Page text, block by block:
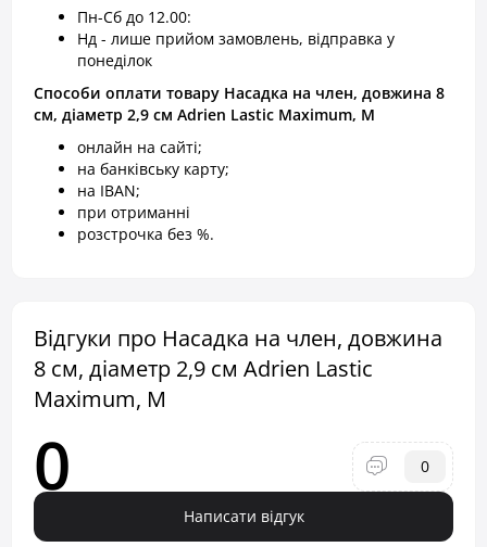
Пн-Сб до 12.00:
Нд - лише прийом замовлень, відправка у
понеділок
Способи оплати товару Насадка на член, довжина 8
см, діаметр 2,9 см Adrien Lastic Maximum, M
онлайн на сайті;
на банківську карту;
на IBAN;
при отриманні
розстрочка без %.
Відгуки про Насадка на член, довжина
8 см, діаметр 2,9 см Adrien Lastic
Maximum, M
0 0
Написати відгук